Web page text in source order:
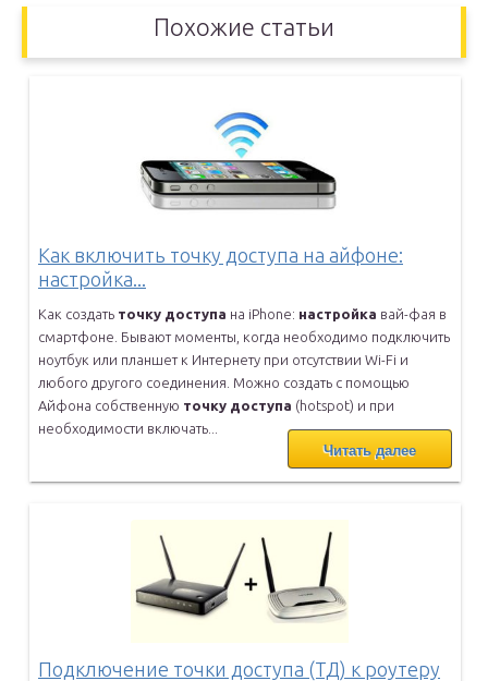
Похожие статьи
Как включить точку доступа на айфоне:
настройка...
Как создать точку доступа на iPhone: настройка вай-фая в
смартфоне. Бывают моменты, когда необходимо подключить
ноутбук или планшет к Интернету при отсутствии Wi-Fi и
любого другого соединения. Можно создать с помощью
Айфона собственную точку доступа (hotspot) и при
необходимости включать...
Читать далее
Подключение точки доступа (ТД) к роутеру